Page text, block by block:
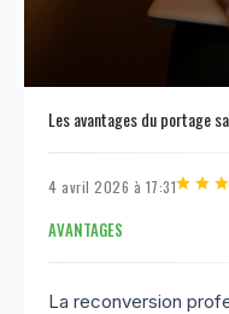
Les avantages du portage
4 avril 2026 à 17:31
AVANTAGES
La reconversion